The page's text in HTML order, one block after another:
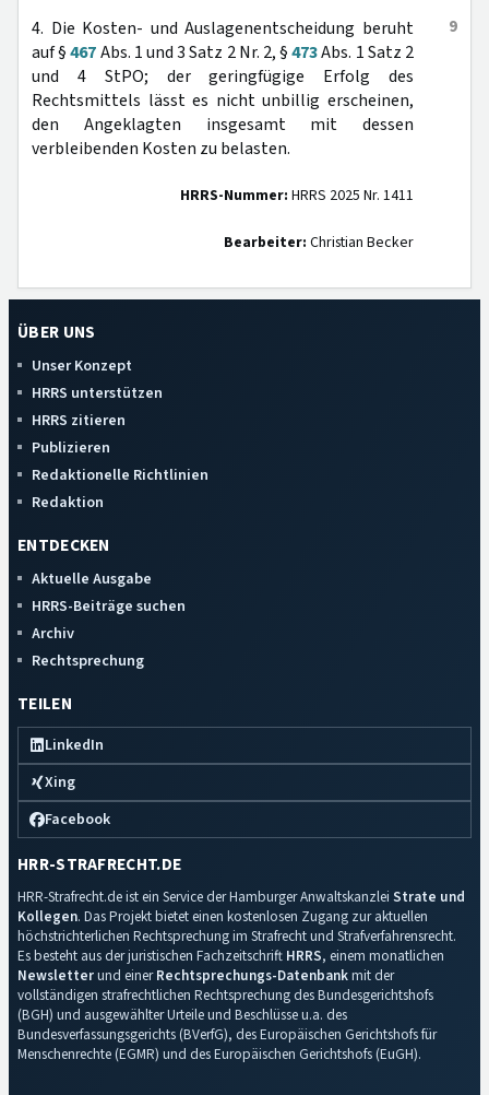
9
4. Die Kosten- und Auslagenentscheidung beruht
auf §467Abs. 1 und 3 Satz 2 Nr. 2, §473Abs. 1 Satz 2
und 4 StPO; der geringfügige Erfolg des
Rechtsmittels lässt es nicht unbillig erscheinen,
den Angeklagten insgesamt mit dessen
verbleibenden Kosten zu belasten.
HRRS-Nummer: HRRS 2025 Nr. 1411
Bearbeiter: Christian Becker
ÜBER UNS
Unser Konzept
HRRS unterstützen
HRRS zitieren
Publizieren
Redaktionelle Richtlinien
Redaktion
ENTDECKEN
Aktuelle Ausgabe
HRRS-Beiträge suchen
Archiv
Rechtsprechung
TEILEN
LinkedIn
Xing
Facebook
HRR-STRAFRECHT.DE
HRR-Strafrecht.de ist ein Service der Hamburger Anwaltskanzlei Strate und
Kollegen. Das Projekt bietet einen kostenlosen Zugang zur aktuellen
höchstrichterlichen Rechtsprechung im Strafrecht und Strafverfahrensrecht.
Es besteht aus der juristischen Fachzeitschrift HRRS, einem monatlichen
Newsletterund einerRechtsprechungs-Datenbankmit der
vollständigen strafrechtlichen Rechtsprechung des Bundesgerichtshofs
(BGH) und ausgewählter Urteile und Beschlüsse u.a. des
Bundesverfassungsgerichts (BVerfG), des Europäischen Gerichtshofs für
Menschenrechte (EGMR) und des Europäischen Gerichtshofs (EuGH).